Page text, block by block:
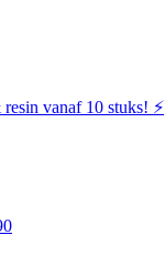
vanaf 10 stuks! ⚡️